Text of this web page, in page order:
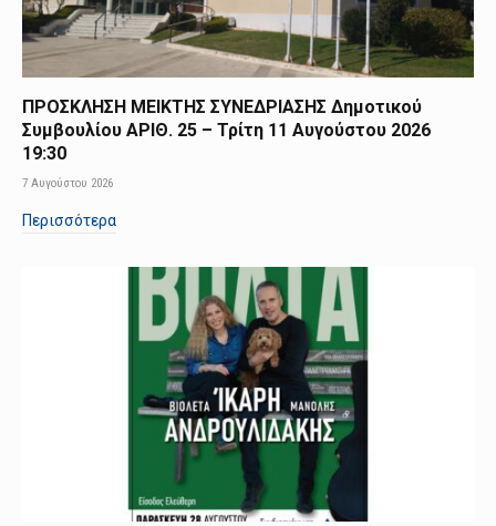
ΠΡΟΣΚΛΗΣΗ ΜΕΙΚΤΗΣ ΣΥΝΕΔΡΙΑΣΗΣ Δημοτικού
Συμβουλίου ΑΡΙΘ. 25 – Τρίτη 11 Αυγούστου 2026
19:30
7 Αυγούστου 2026
Περισσότερα